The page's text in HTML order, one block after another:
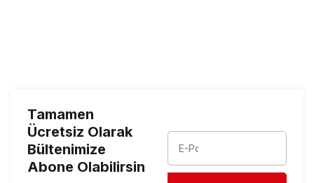
Tamamen
Ücretsiz Olarak
Bültenimize
Abone Olabilirsin